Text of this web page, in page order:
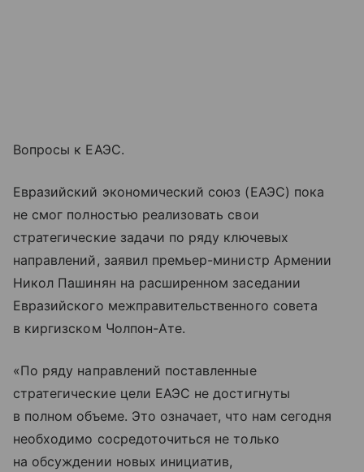
Вопросы к ЕАЭС.
Евразийский экономический союз (ЕАЭС) пока
не смог полностью реализовать свои
стратегические задачи по ряду ключевых
направлений, заявил премьер-министр Армении
Никол Пашинян на расширенном заседании
Евразийского межправительственного совета
в киргизском Чолпон-Ате.
«По ряду направлений поставленные
стратегические цели ЕАЭС не достигнуты
в полном объеме. Это означает, что нам сегодня
необходимо сосредоточиться не только
на обсуждении новых инициатив,